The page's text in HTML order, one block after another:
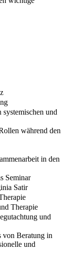
und
während den
in den
Seminar
Satir
Therapie
und
von Beratung in
und